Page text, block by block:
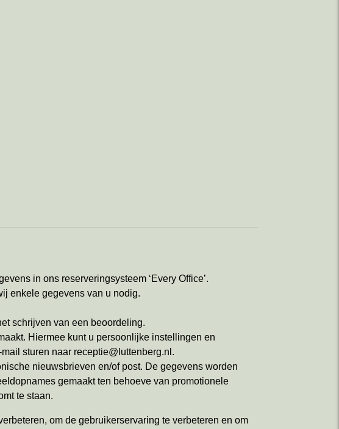
in ons reserveringsysteem ‘Every Office’.
enkele gegevens van u nodig.
schrijven van een beoordeling.
Hiermee kunt u persoonlijke instellingen en
sturen naar receptie@luttenberg.nl.
nieuwsbrieven en/of post. De gegevens worden
gemaakt ten behoeve van promotionele
te staan.
om de gebruikerservaring te verbeteren en om